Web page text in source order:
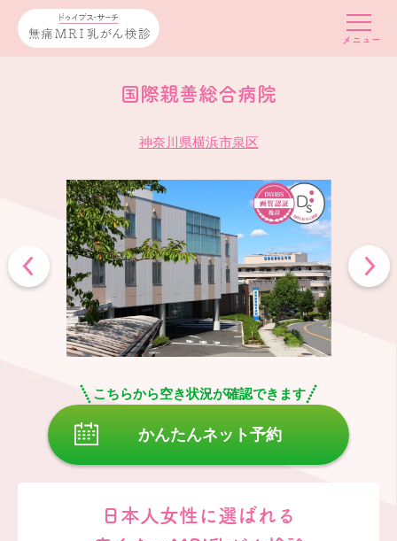
国際親善総合病院
神奈川県横浜市泉区
こちらから空き状況が確認できます
かんたんネット予約
日本人女性に選ばれる